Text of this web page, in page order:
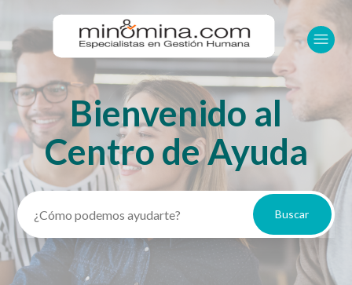
BúsquedaBienvenido al
Centro de Ayuda